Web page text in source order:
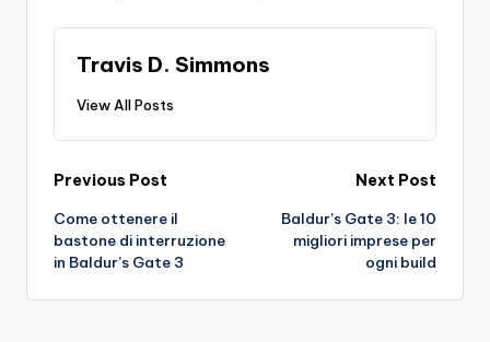
Travis D. Simmons
View All Posts
Post
navigation
Previous Post
Come ottenere il
bastone di interruzione
in Baldur’s Gate 3
Next Post
Baldur’s Gate 3: le 10
migliori imprese per
ogni build